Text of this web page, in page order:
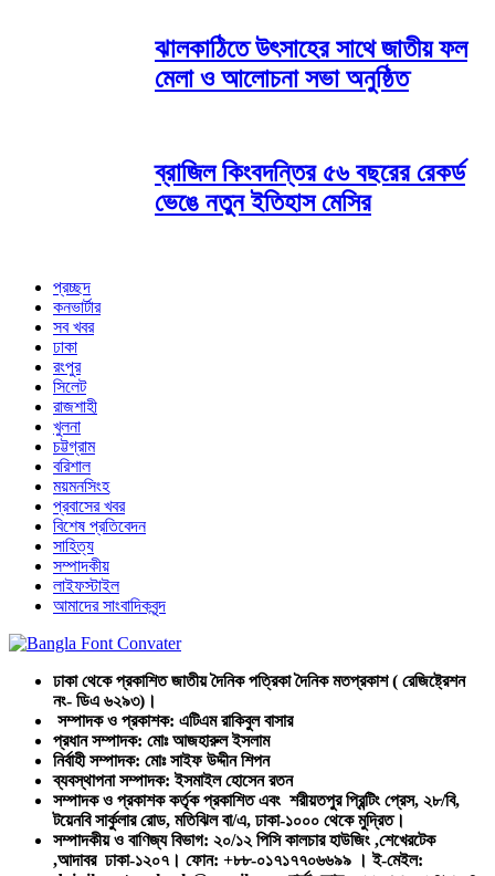
ঝালকাঠিতে উৎসাহের সাথে জাতীয় ফল
মেলা ও আলোচনা সভা অনুষ্ঠিত
ব্রাজিল কিংবদন্তির ৫৬ বছরের রেকর্ড
ভেঙে নতুন ইতিহাস মেসির
প্রচ্ছদ
কনভার্টার
সব খবর
ঢাকা
রংপুর
সিলেট
রাজশাহী
খুলনা
চট্টগ্রাম
বরিশাল
ময়মনসিংহ
প্রবাসের খবর
বিশেষ প্রতিবেদন
সাহিত্য
সম্পাদকীয়
লাইফস্টাইল
আমাদের সাংবাদিকবৃন্দ
ঢাকা থেকে প্রকাশিত জাতীয় দৈনিক পত্রিকা দৈনিক মতপ্রকাশ ( রেজিষ্ট্রেশন
নং- ডিএ ৬২৯৩)।
সম্পাদক ও প্রকাশক: এটিএম রাকিবুল বাসার
প্রধান সম্পাদক: মোঃ আজহারুল ইসলাম
নির্বাহী সম্পাদক: মোঃ সাইফ উদ্দীন শিপন
ব্যবস্থাপনা সম্পাদক: ইসমাইল হোসেন রতন
সম্পাদক ও প্রকাশক কর্তৃক প্রকাশিত এবং শরীয়তপুর প্রিন্টিং প্রেস, ২৮/বি,
টয়েনবি সার্কুলার রোড, মতিঝিল বা/এ, ঢাকা-১০০০ থেকে মুদ্রিত।
সম্পাদকীয় ও বাণিজ্য বিভাগ: ২০/১২ পিসি কালচার হাউজিং ,শেখেরটেক
,আদাবর ঢাকা-১২০৭। ফোন: +৮৮-০১৭১৭৭০৬৬৯৯ । ই-মেইল: